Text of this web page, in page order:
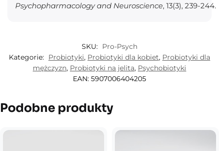
Psychopharmacology and Neuroscience, 13(3), 239-244.
SKU: Pro-Psych
Kategorie: Probiotyki, Probiotyki dla kobiet, Probiotyki dla
mężczyzn, Probiotyki na jelita, Psychobiotyki
EAN: 5907006404205
Podobne produkty